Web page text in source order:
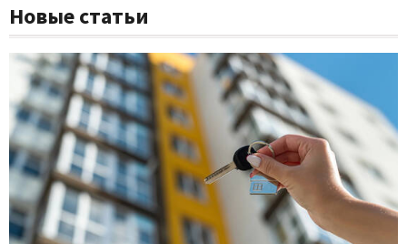
Новые статьи